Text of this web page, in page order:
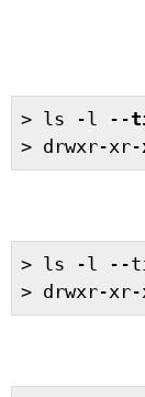
> ls -l --
> drwxr-xr-
> ls -l --
> drwxr-